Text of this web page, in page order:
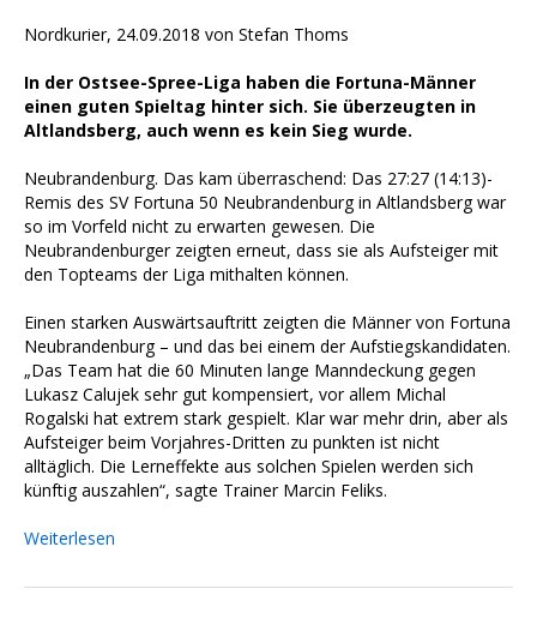
Nordkurier, 24.09.2018 von Stefan Thoms
In der Ostsee-Spree-Liga haben die Fortuna-Männer
einen guten Spieltag hinter sich. Sie überzeugten in
Altlandsberg, auch wenn es kein Sieg wurde.
Neubrandenburg. Das kam überraschend: Das 27:27 (14:13)-
Remis des SV Fortuna 50 Neubrandenburg in Altlandsberg war
so im Vorfeld nicht zu erwarten gewesen. Die
Neubrandenburger zeigten erneut, dass sie als Aufsteiger mit
den Topteams der Liga mithalten können.
Einen starken Auswärtsauftritt zeigten die Männer von Fortuna
Neubrandenburg – und das bei einem der Aufstiegskandidaten.
„Das Team hat die 60 Minuten lange Manndeckung gegen
Lukasz Calujek sehr gut kompensiert, vor allem Michal
Rogalski hat extrem stark gespielt. Klar war mehr drin, aber als
Aufsteiger beim Vorjahres-Dritten zu punkten ist nicht
alltäglich. Die Lerneffekte aus solchen Spielen werden sich
künftig auszahlen“, sagte Trainer Marcin Feliks.
Weiterlesen